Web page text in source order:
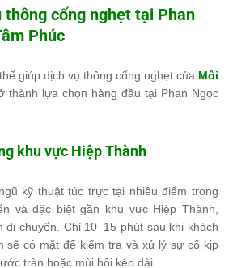
thông cống nghẹt tại Phan
Phúc
giúp dịch vụ thông cống nghẹt của Môi
thành lựa chọn hàng đầu tại Phan Ngọc
khu vực Hiệp Thành
kỹ thuật túc trực tại nhiều điểm trong
và đặc biệt gần khu vực Hiệp Thành,
di chuyển. Chỉ 10–15 phút sau khi khách
sẽ có mặt để kiểm tra và xử lý sự cố kịp
tràn hoặc mùi hôi kéo dài.